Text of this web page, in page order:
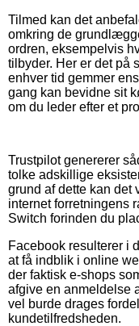
Tilmed kan det
omkring de
ordren, eksempelvis
tilbyder. Her er det på
enhver tid gemmer
gang kan bevidne sit
om du leder efter et
Trustpilot genererer
tolke adskillige
grund af dette kan
internet forretningens
Switch forinden du
Facebook resulterer i
at få indblik i online
der faktisk e-shops
afgive en anmeldelse
vel burde drages
kundetilfredsheden.